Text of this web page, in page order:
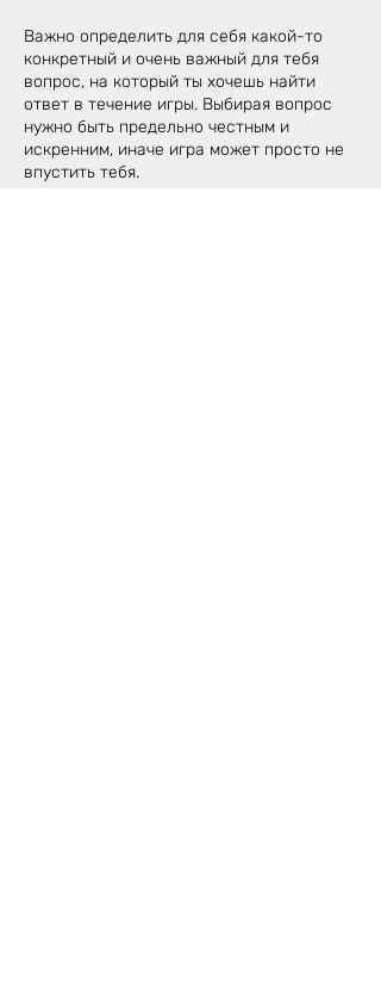
Важно определить для себя какой-то
конкретный и очень важный для тебя
вопрос, на который ты хочешь найти
ответ в течение игры. Выбирая вопрос
нужно быть предельно честным и
искренним, иначе игра может просто не
впустить тебя.